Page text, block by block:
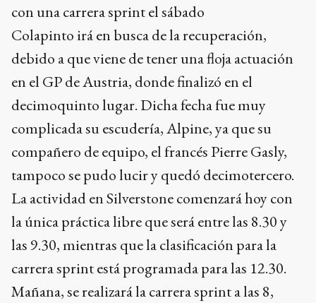
con una carrera sprint el sábado
Colapinto irá en busca de la recuperación,
debido a que viene de tener una floja actuación
en el GP de Austria, donde finalizó en el
decimoquinto lugar. Dicha fecha fue muy
complicada su escudería, Alpine, ya que su
compañero de equipo, el francés Pierre Gasly,
tampoco se pudo lucir y quedó decimotercero.
La actividad en Silverstone comenzará hoy con
la única práctica libre que será entre las 8.30 y
las 9.30, mientras que la clasificación para la
carrera sprint está programada para las 12.30.
Mañana, se realizará la carrera sprint a las 8,